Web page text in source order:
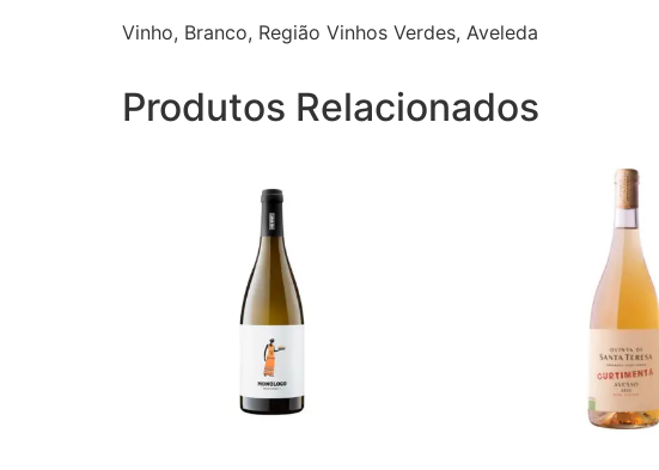
Vinho, Branco, Região Vinhos Verdes, Aveleda
Produtos Relacionados